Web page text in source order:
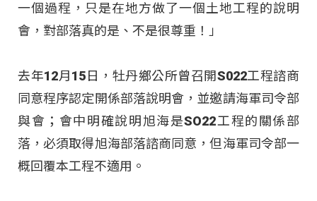
一個過程，只是在地方做了一個土地工程的說明
會，對部落真的是、不是很尊重！」
去年12月15日，牡丹鄉公所曾召開S022工程諮商
同意程序認定開係部落說明會，並邀請海軍司令部
與會；會中明確說明旭海是SO22工程的關係部
落，必須取得旭海部落諮商同意，但海軍司令部一
概回覆本工程不適用。